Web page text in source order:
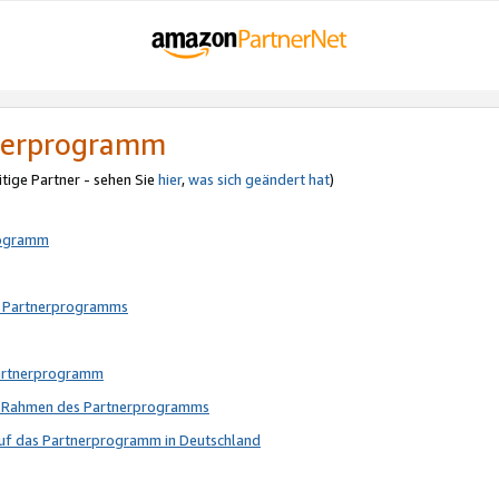
Partner - sehen Sie hier,was sich geändert hat)
Partnerprogramms
des Partnerprogramms
das Partnerprogramm in Deutschland